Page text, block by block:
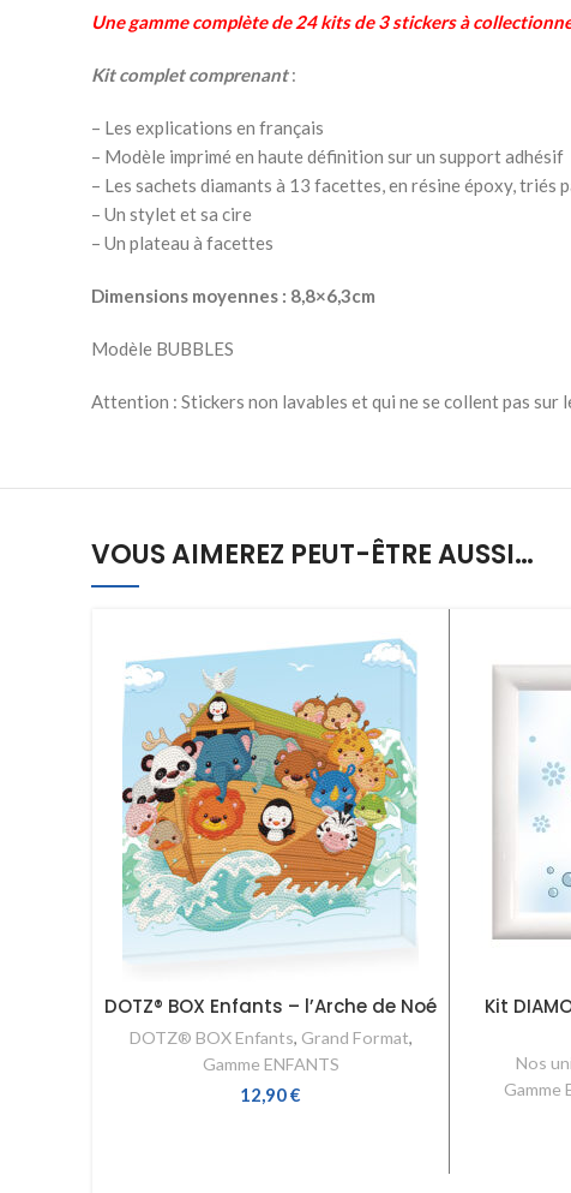
Une gamme complète de 24 kits de 3 stickers à
Kit complet comprenant:
– Les explications en français
– Modèle imprimé en haute définition sur un support adhésif
– Les sachets diamants à 13 facettes, en résine époxy, triés
– Un stylet et sa cire
– Un plateau à facettes
Dimensions moyennes : 8,8×6,3cm
Modèle BUBBLES
Attention : Stickers non lavables et qui ne se collent pas sur
VOUS AIMEREZ PEUT-ÊTRE AUSSI…
DOTZ® BOX Enfants – l’Arche de Noé
DOTZ® BOX Enfants, Grand Format,
Gamme ENFANTS
12,90€
Kit
Nos
Gamme